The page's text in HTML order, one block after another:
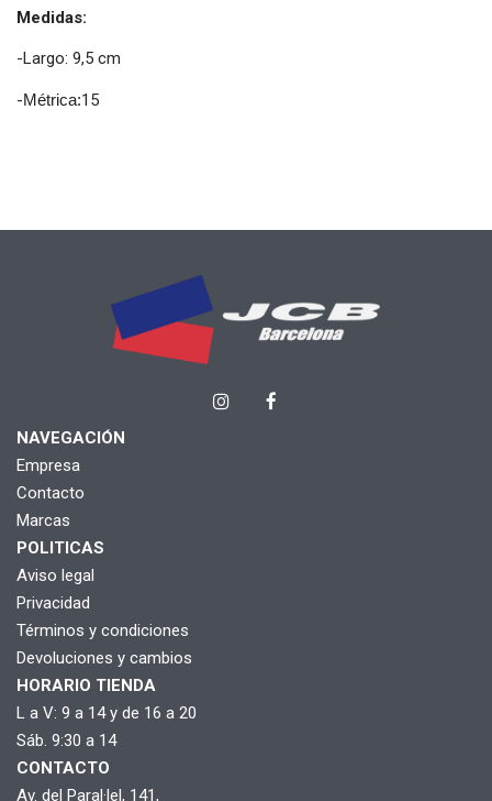
Medidas:
-Largo: 9,5 cm
-Métrica:15
NAVEGACIÓN
Empresa
Contacto
Marcas
POLITICAS
Aviso legal
Privacidad
Términos y condiciones
Devoluciones y cambios
HORARIO TIENDA
L a V: 9 a 14 y de 16 a 20
Sáb. 9:30 a 14
CONTACTO
Av. del Paral·lel, 141,